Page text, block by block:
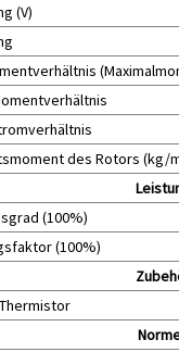
(V)
des Rotors (kg/
(100%)
(100%)